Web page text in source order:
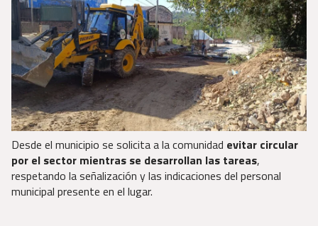
Desde el municipio se solicita a la comunidad evitar circular
por el sector mientras se desarrollan las tareas,
respetando la señalización y las indicaciones del personal
municipal presente en el lugar.